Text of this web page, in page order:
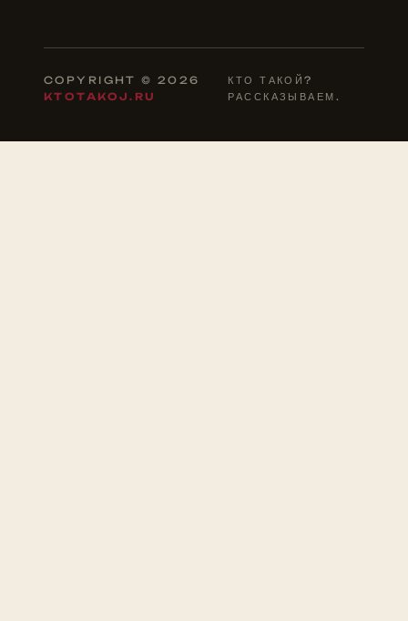
COPYRIGHT © 2026
KTOTAKOJ.RU
КТО ТАКОЙ?
РАССКАЗЫВАЕМ.